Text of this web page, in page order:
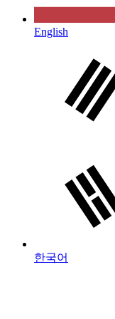
English
한국어